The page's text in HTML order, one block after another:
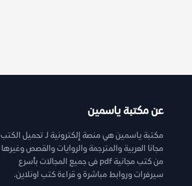
عن مكتبة ياسمين
مكتبة ياسمين هي منصة إلكترونية لـ تحميل الكتب
مجانا العربية والمترجمة والروايات والقصص وغيرها
من كتب مجانية pdf فى جميع المجالات بأسرع
سيرفرات وروابط مباشرة و قراءة كتب اونلاين.